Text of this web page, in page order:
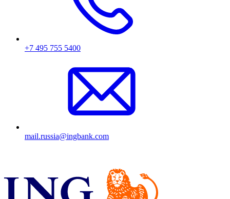
+7 495 755 5400
mail.russia@ingbank.com